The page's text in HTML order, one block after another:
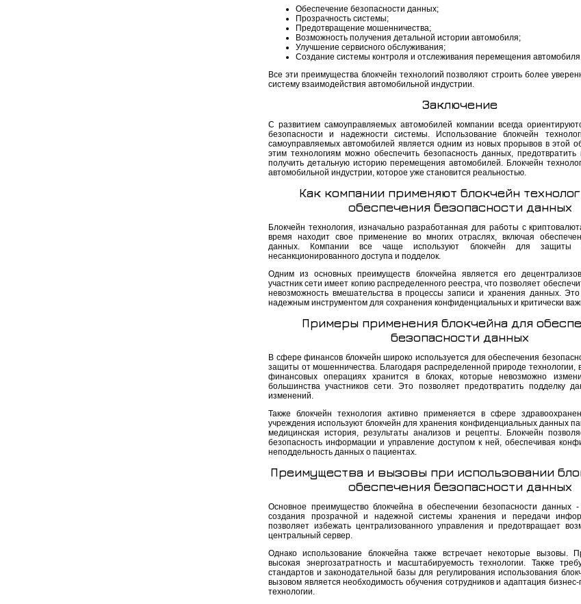
Обеспечение безопасности данных;
Прозрачность системы;
Предотвращение мошенничества;
Возможность получения детальной истории автомобиля;
Улучшение сервисного обслуживания;
Создание системы контроля и отслеживания перемещения
Все эти преимущества блокчейн технологий позволяют строить более
систему взаимодействия автомобильной индустрии.
Заключение
С развитием самоуправляемых автомобилей компании всегда
безопасности и надежности системы. Использование блокчейн
самоуправляемых автомобилей является одним из новых прорывов в этой
этим технологиям можно обеспечить безопасность данных,
получить детальную историю перемещения автомобилей. Блокчейн
автомобильной индустрии, которое уже становится реальностью.
Как компании применяют блокчейн
обеспечения безопасности данных
Блокчейн технология, изначально разработанная для работы с
время находит свое применение во многих отраслях, включая
данных. Компании все чаще используют блокчейн для защиты
несанкционированного доступа и подделок.
Одним из основных преимуществ блокчейна является его
участник сети имеет копию распределенного реестра, что позволяет
невозможность вмешательства в процессы записи и хранения данных. Это
надежным инструментом для сохранения конфиденциальных и критически
Примеры применения блокчейна для
безопасности данных
В сфере финансов блокчейн широко используется для обеспечения
защиты от мошенничества. Благодаря распределенной природе технологии,
финансовых операциях хранится в блоках, которые невозможно
большинства участников сети. Это позволяет предотвратить подделку
изменений.
Также блокчейн технология активно применяется в сфере
учреждения используют блокчейн для хранения конфиденциальных данных
медицинская история, результаты анализов и рецепты. Блокчейн
безопасность информации и управление доступом к ней, обеспечивая
неподдельность данных о пациентах.
Преимущества и вызовы при использовании
обеспечения безопасности данных
Основное преимущество блокчейна в обеспечении безопасности данных -
создания прозрачной и надежной системы хранения и передачи
позволяет избежать централизованного управления и предотвращает
центральный сервер.
Однако использование блокчейна также встречает некоторые вызовы.
высокая энергозатратность и масштабируемость технологии. Также
стандартов и законодательной базы для регулирования использования
вызовом является необходимость обучения сотрудников и адаптация бизнес-
технологии.